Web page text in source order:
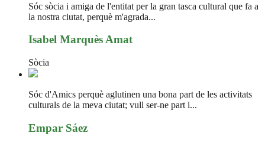
Sóc sòcia i amiga de l'entitat per la gran tasca cultural que fa a
la nostra ciutat, perquè m'agrada...
Isabel Marquès Amat
Sòcia
Sóc d'Amics perquè aglutinen una bona part de les activitats
culturals de la meva ciutat; vull ser-ne part i...
Empar Sáez